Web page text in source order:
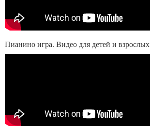
Пианино игра. Видео для детей и взрослых